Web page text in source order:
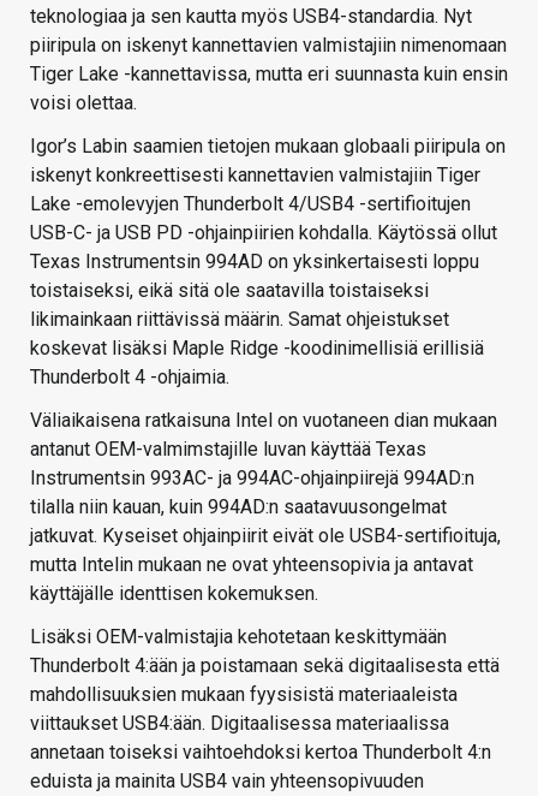
teknologiaa ja sen kautta myös USB4-standardia. Nyt
piiripula on iskenyt kannettavien valmistajiin nimenomaan
Tiger Lake -kannettavissa, mutta eri suunnasta kuin ensin
voisi olettaa.
Igor’s Labin saamien tietojen mukaan globaali piiripula on
iskenyt konkreettisesti kannettavien valmistajiin Tiger
Lake -emolevyjen Thunderbolt 4/USB4 -sertifioitujen
USB-C- ja USB PD -ohjainpiirien kohdalla. Käytössä ollut
Texas Instrumentsin 994AD on yksinkertaisesti loppu
toistaiseksi, eikä sitä ole saatavilla toistaiseksi
likimainkaan riittävissä määrin. Samat ohjeistukset
koskevat lisäksi Maple Ridge -koodinimellisiä erillisiä
Thunderbolt 4 -ohjaimia.
Väliaikaisena ratkaisuna Intel on vuotaneen dian mukaan
antanut OEM-valmimstajille luvan käyttää Texas
Instrumentsin 993AC- ja 994AC-ohjainpiirejä 994AD:n
tilalla niin kauan, kuin 994AD:n saatavuusongelmat
jatkuvat. Kyseiset ohjainpiirit eivät ole USB4-sertifioituja,
mutta Intelin mukaan ne ovat yhteensopivia ja antavat
käyttäjälle identtisen kokemuksen.
Lisäksi OEM-valmistajia kehotetaan keskittymään
Thunderbolt 4:ään ja poistamaan sekä digitaalisesta että
mahdollisuuksien mukaan fyysisistä materiaaleista
viittaukset USB4:ään. Digitaalisessa materiaalissa
annetaan toiseksi vaihtoehdoksi kertoa Thunderbolt 4:n
eduista ja mainita USB4 vain yhteensopivuuden